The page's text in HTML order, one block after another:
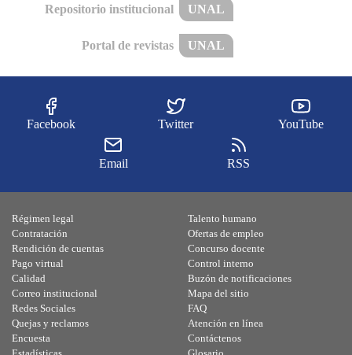
Repositorio institucional UNAL
Portal de revistas UNAL
Facebook Twitter YouTube
Email RSS
Régimen legal
Contratación
Rendición de cuentas
Pago virtual
Calidad
Talento humano
Ofertas de empleo
Concurso docente
Control interno
Buzón de notificaciones
Correo institucional
Redes Sociales
Quejas y reclamos
Encuesta
Mapa del sitio
FAQ
Atención en línea
Contáctenos